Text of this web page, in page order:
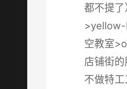
都不提
>yellow-
空教室
店铺街
不做特